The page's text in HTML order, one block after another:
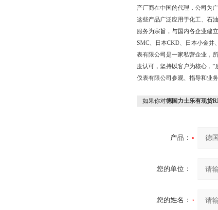
产厂商在中国的代理，公司为
这些产品广泛应用于化工、石
服务为宗旨，与国内各企业建
SMC、日本CKD、日本小金井
表有限公司是一家私营企业，
度认可，坚持以客户为核心，
仪表有限公司参观、指导和业
如果你对德国力士乐有现货
产品：
您的单位：
您的姓名：